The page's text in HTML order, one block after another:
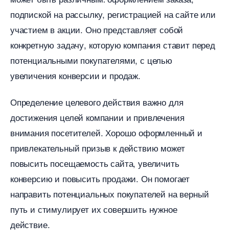
подпиской на рассылку, регистрацией на сайте или
участием в акции.​ Оно представляет собой
конкретную задачу, которую компания ставит перед
потенциальными покупателями, с целью
увеличения конверсии и продаж.​
Определение целевого действия важно для
достижения целей компании и привлечения
нимания посетителей. Хорошо оформленный и
привлекательный призыв к действию может
повысить посещаемость сайта, увеличить
конверсию и повысить продажи.​ Он помогает
направить потенциальных покупателей на верный
путь и стимулирует их совершить нужное
действие.​